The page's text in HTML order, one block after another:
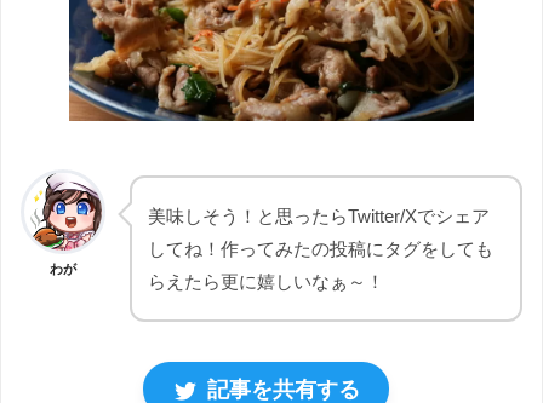
わが
美味しそう！と思ったらTwitter/Xでシェア
してね！作ってみたの投稿にタグをしても
らえたら更に嬉しいなぁ～！
記事を共有する